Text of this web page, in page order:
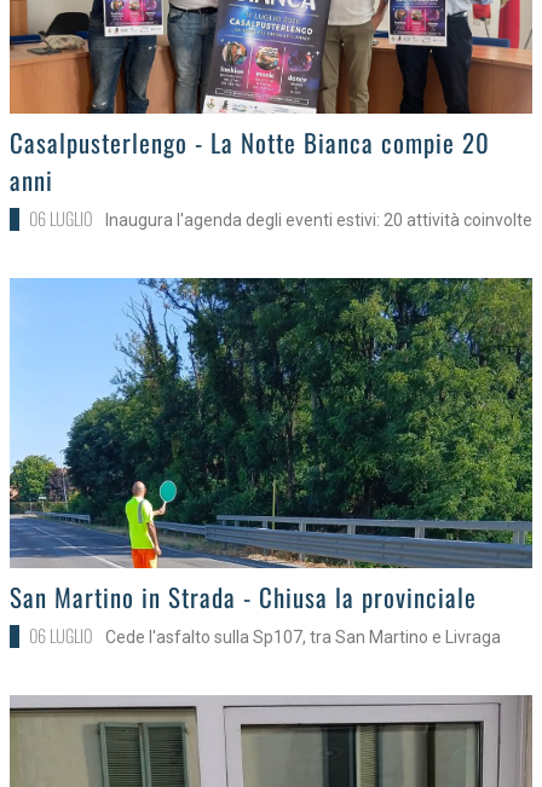
>
Casalpusterlengo - La Notte Bianca compie 20
anni
06 LUGLIO Inaugura l'agenda degli eventi estivi: 20 attività coinvolte
>
San Martino in Strada - Chiusa la provinciale
06 LUGLIO Cede l'asfalto sulla Sp107, tra San Martino e Livraga